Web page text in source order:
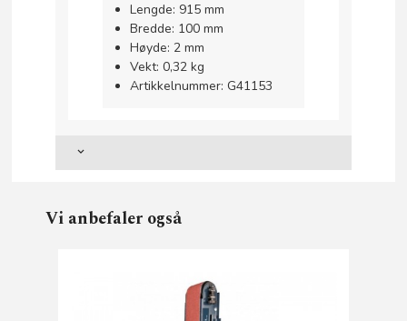
Lengde: 915 mm
Bredde: 100 mm
Høyde: 2 mm
Vekt: 0,32 kg
Artikkelnummer: G41153
Vi anbefaler også